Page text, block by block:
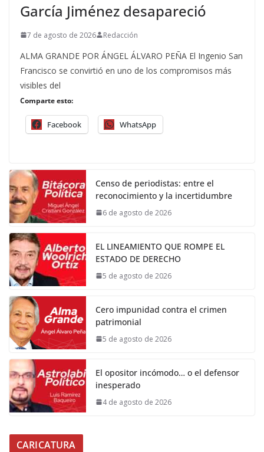
García Jiménez desapareció
7 de agosto de 2026 Redacción
ALMA GRANDE POR ÁNGEL ÁLVARO PEÑA El Ingenio San
Francisco se convirtió en uno de los compromisos más
visibles del
Comparte esto:
Facebook WhatsApp
Censo de periodistas: entre el
reconocimiento y la incertidumbre
6 de agosto de 2026
EL LINEAMIENTO QUE ROMPE EL
ESTADO DE DERECHO
5 de agosto de 2026
Cero impunidad contra el crimen
patrimonial
5 de agosto de 2026
El opositor incómodo… o el defensor
inesperado
4 de agosto de 2026
CARICATURA